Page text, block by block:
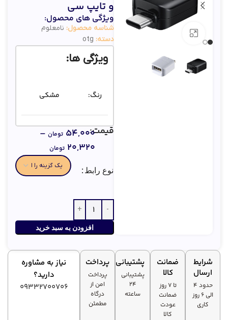
بزرگنمایی تصویر
و تایپ سی
ویژگی های محصول:
شناسه محصول: نامعلوم
دسته: otg
ویژگی ها:
رنگ: مشکی
برند: سامسونگ
نوع رابط
میکرو و
پورت
USB 2.0
نوع رابط
افزودن به سبد خرید
قیمت:۵۴,۰۰۰ تومان –
۲۰,۳۲۰ تومان
شرایط
ارسال
حدود 4
الی 6 روز
کاری
ضمانت
کالا
تا ۷ روز
ضمانت
عودت
کالا
پشتیبانی
پشتیبانی
۲۴
ساعته
پرداخت
پرداخت
امن از
درگاه
مطمئن
نیاز به مشاوره
دارید؟
09332700706